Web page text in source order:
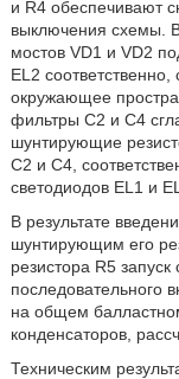
и R4 обеспечивают
выключения схемы.
мостов VD1 и VD2
EL2
окружающее
фильтры С2 и С4
шунтирующие
С2 и С4,
светодиодов EL1 и
В результате
шунтирующим его
резистора R5
последовательного
на общем
конденсаторов,
Техническим